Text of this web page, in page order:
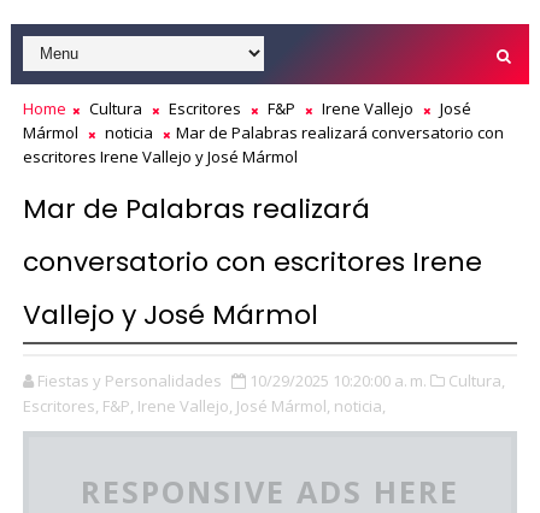
Home Cultura Escritores F&P Irene Vallejo
José
Mármol
noticia
Mar de Palabras realizará conversatorio con
escritores Irene Vallejo y José Mármol
Mar de Palabras realizará
conversatorio con escritores Irene
Vallejo y José Mármol
Fiestas y Personalidades 10/29/2025 10:20:00 a. m.
Cultura,
Escritores, F&P, Irene Vallejo, José Mármol, noticia,
RESPONSIVE ADS HERE